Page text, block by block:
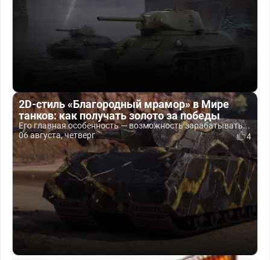
2D-стиль «Благородный мрамор» в Мире
танков: как получать золото за победы
Его главная особенность — возможность зарабатывать...
06 августа, четверг
4